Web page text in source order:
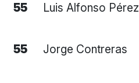
55 Luis Alfonso Pérez
55 Jorge Contreras